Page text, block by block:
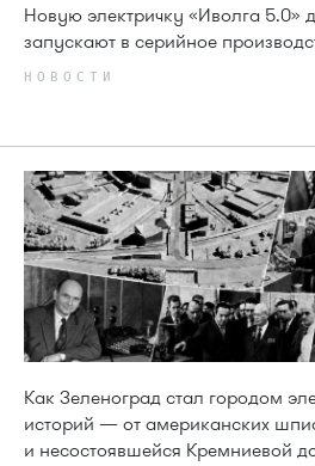
Новую электричку «Иволга 5.0»
запускают в серийное
НОВОСТИ
Как Зеленоград стал городом
историй — от американских
и несостоявшейся Кремниевой